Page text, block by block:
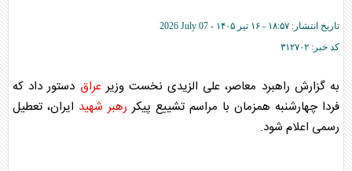
تاریخ انتشار: ۱۸:۵۷ - ۱۶ تير ۱۴۰۵ -
2026 July 07
کد خبر: ۳۱۲۷۰۲
به گزارش راهبرد معاصر، علی الزیدی نخست وزیرعراق دستور داد که
فردا چهارشنبه همزمان با مراسم تشییع پیکر رهبر شهید ایران، تعطیل
رسمی اعلام شود.